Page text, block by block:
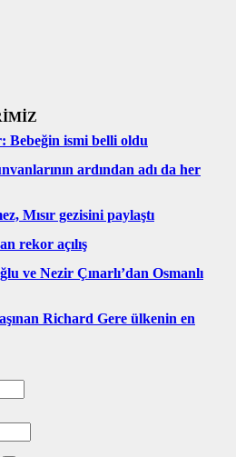
Bebeğin ismi belli oldu
ardından adı da her
Mısır gezisini paylaştı
rekor açılış
ve Nezir Çınarlı’dan Osmanlı
Richard Gere ülkenin en